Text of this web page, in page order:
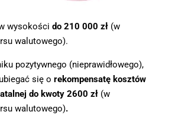
wysokości do 210 000 zł (w
walutowego).
pozytywnego (nieprawidłowego),
się o rekompensatę kosztów
do kwoty 2600 zł (w
walutowego).